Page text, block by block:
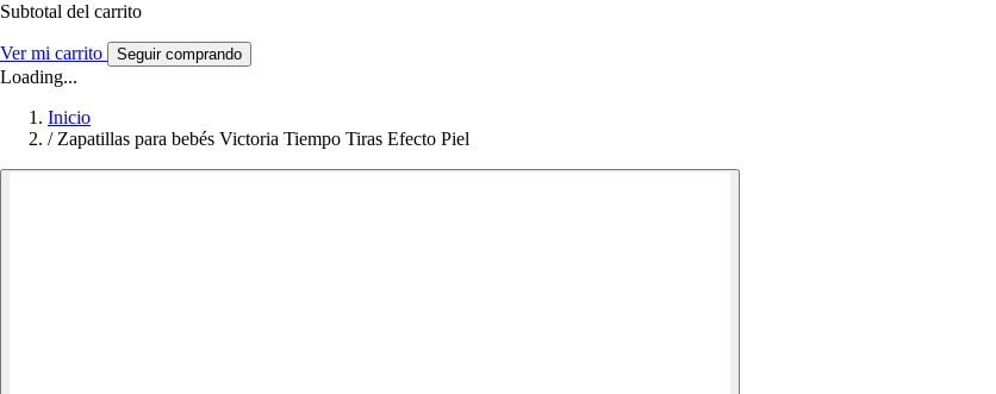
Subtotal del carrito
Ver mi carrito Seguir comprando
Loading...
Inicio
/ Zapatillas para bebés Victoria Tiempo Tiras Efecto Piel